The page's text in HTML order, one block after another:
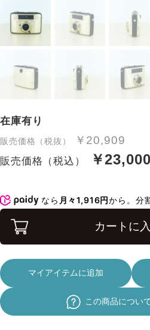
在庫有り
販売価格（税抜） ￥20,909
販売価格（税込） ￥23,000
なら 月々1,916円から。分
カートに
マイアイテムに追加
この商品につい